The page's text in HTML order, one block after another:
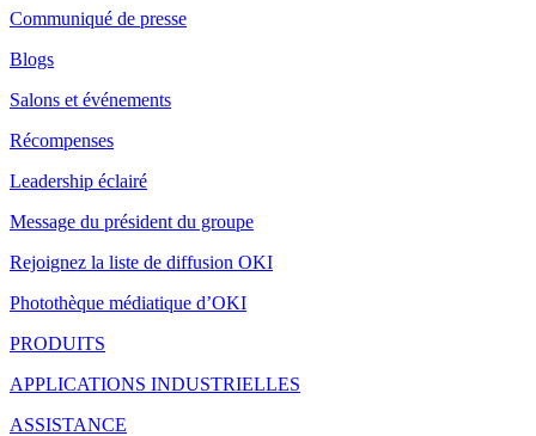
Communiqué de presse
Blogs
Salons et événements
Récompenses
Leadership éclairé
Message du président du groupe
Rejoignez la liste de diffusion OKI
Photothèque médiatique d’OKI
PRODUITS
APPLICATIONS INDUSTRIELLES
ASSISTANCE